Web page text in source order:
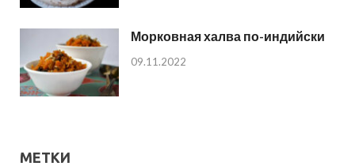
Морковная халва по-индийски
09.11.2022
МЕТКИ